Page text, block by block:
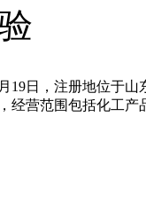
19日，注册地位于
经营范围包括化工